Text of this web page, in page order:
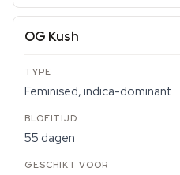
OG Kush
Feminised, indica-dominant
55 dagen